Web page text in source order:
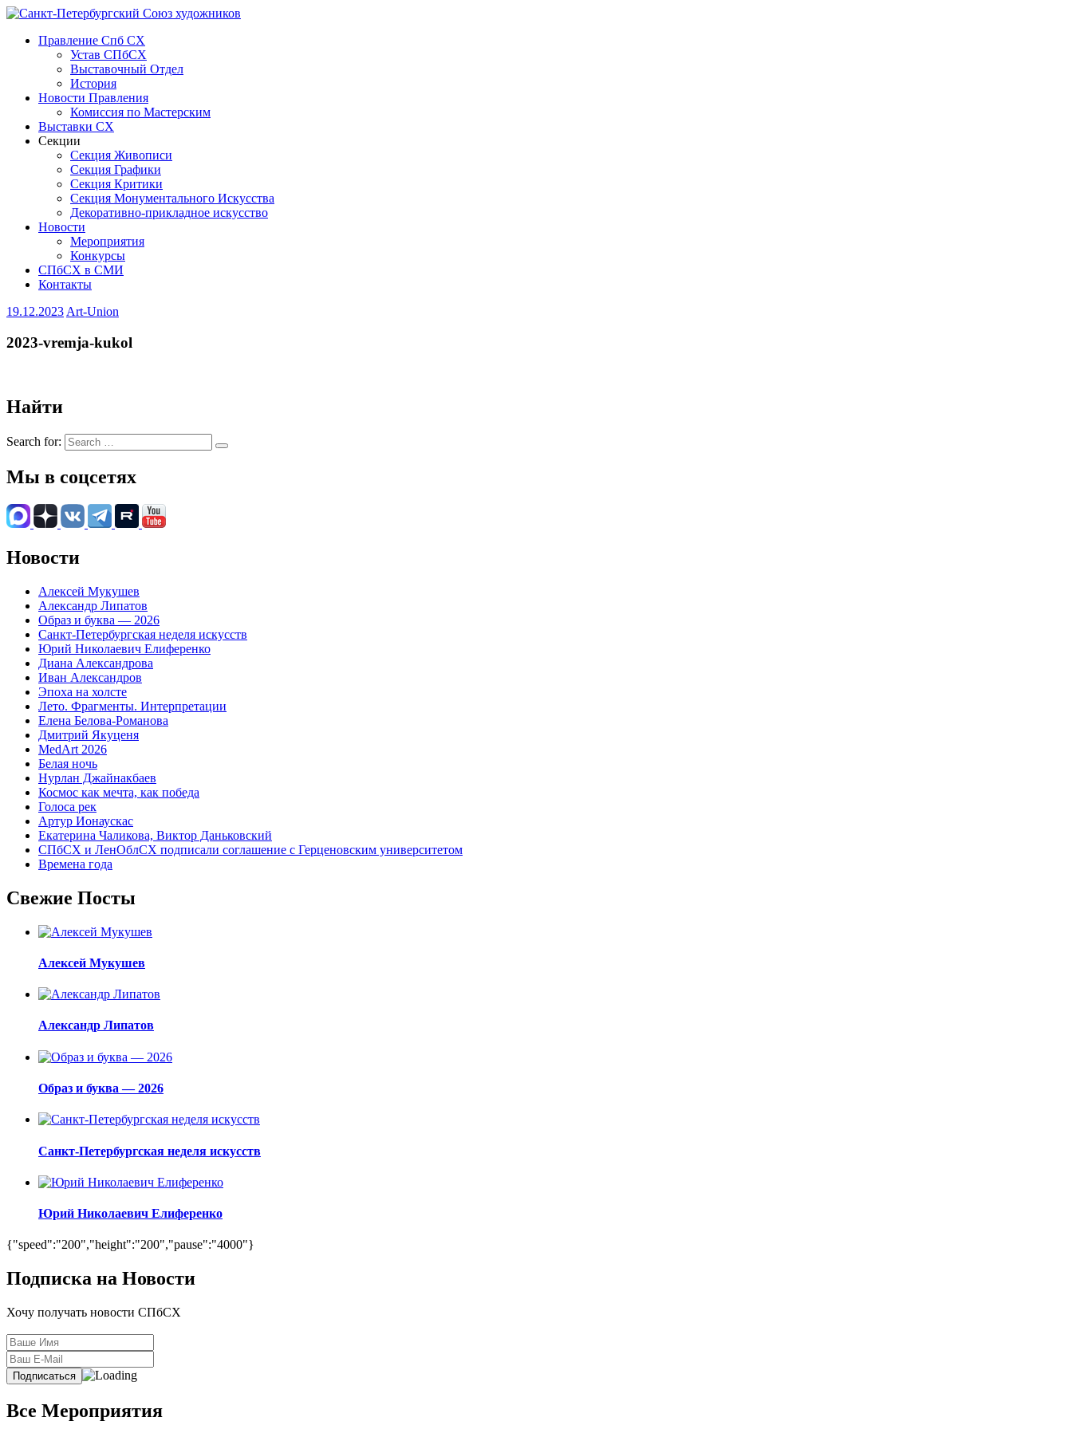
Правление Спб СХ
Устав СПбСХ
Выставочный Отдел
История
Новости Правления
Комиссия по Мастерским
Выставки СХ
Секции
Секция Живописи
Секция Графики
Секция Критики
Секция Монументального Искусства
Декоративно-прикладное искусство
Новости
Мероприятия
Конкурсы
СПбСХ в СМИ
Контакты
19.12.2023 Art-Union
2023-vremja-kukol
Найти
Search for:
Мы в соцсетях
Новости
Алексей Мукушев
Александр Липатов
Образ и буква — 2026
Санкт-Петербургская неделя искусств
Юрий Николаевич Елиференко
Диана Александрова
Иван Александров
Эпоха на холсте
Лето. Фрагменты. Интерпретации
Елена Белова-Романова
Дмитрий Якуценя
MedArt 2026
Белая ночь
Нурлан Джайнакбаев
Космос как мечта, как победа
Голоса рек
Артур Ионаускас
Екатерина Чаликова, Виктор Даньковский
СПбСХ и ЛенОблСХ подписали соглашение с Герценовским университетом
Времена года
Свежие Посты
Алексей Мукушев
Александр Липатов
Образ и буква — 2026
Санкт-Петербургская неделя искусств
Юрий Николаевич Елиференко
{"speed":"200","height":"200","pause":"4000"}
Подписка на Новости
Хочу получать новости СПбСХ
Все Мероприятия